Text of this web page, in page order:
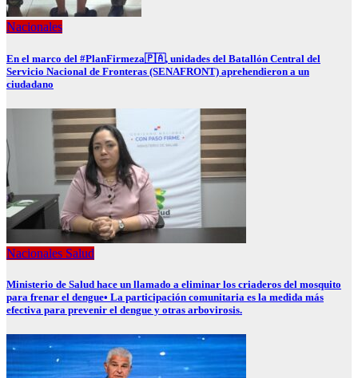
Nacionales
En el marco del #PlanFirmeza🇵🇦, unidades del Batallón Central del
Servicio Nacional de Fronteras (SENAFRONT) aprehendieron a un
ciudadano
Nacionales Salud
Ministerio de Salud hace un llamado a eliminar los criaderos del mosquito
para frenar el dengue• La participación comunitaria es la medida más
efectiva para prevenir el dengue y otras arbovirosis.